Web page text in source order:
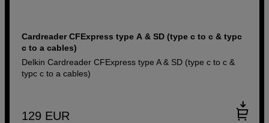
Cardreader CFExpress type A & SD (type c to c & typc
c to a cables)
Delkin Cardreader CFExpress type A & SD (type c to c &
typc c to a cables)
129 EUR